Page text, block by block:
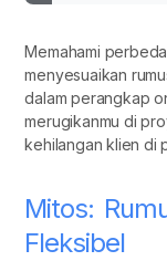
Memahami
menyesuaikan
dalam perangkap
merugikanmu di
kehilangan klien di
Mitos:
Fleksibel